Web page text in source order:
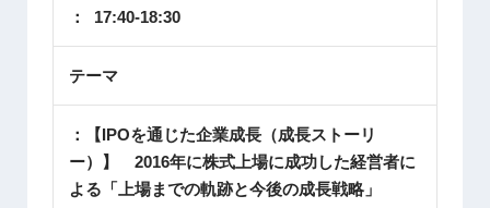
： 17:40-18:30
テーマ
：
【IPOを通じた企業成長（成長ストーリ
ー）】 2016年に株式上場に成功した経営者に
よる「上場までの軌跡と今後の成長戦略」